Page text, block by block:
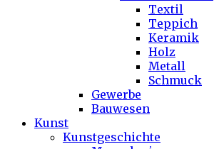
Textil
Teppich
Keramik
Holz
Metall
Schmuck
Gewerbe
Bauwesen
Kunst
Kunstgeschichte